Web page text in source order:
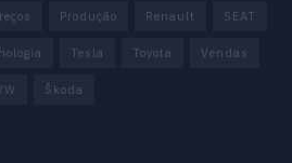
Produção Renault SEAT
Tesla Toyota Vendas
Škoda